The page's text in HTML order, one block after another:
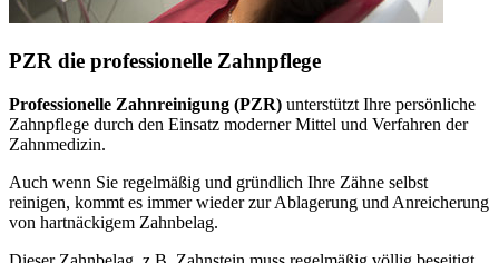
PZR die professionelle Zahnpflege
Professionelle Zahnreinigung (PZR) unterstützt Ihre persönliche
Zahnpflege durch den Einsatz moderner Mittel und Verfahren der
Zahnmedizin.
Auch wenn Sie regelmäßig und gründlich Ihre Zähne selbst
reinigen, kommt es immer wieder zur Ablagerung und Anreicherung
von hartnäckigem Zahnbelag.